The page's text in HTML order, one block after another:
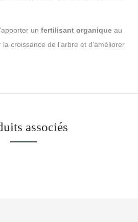
un fertilisant organique au
croissance de l’arbre et d’améliorer
associés